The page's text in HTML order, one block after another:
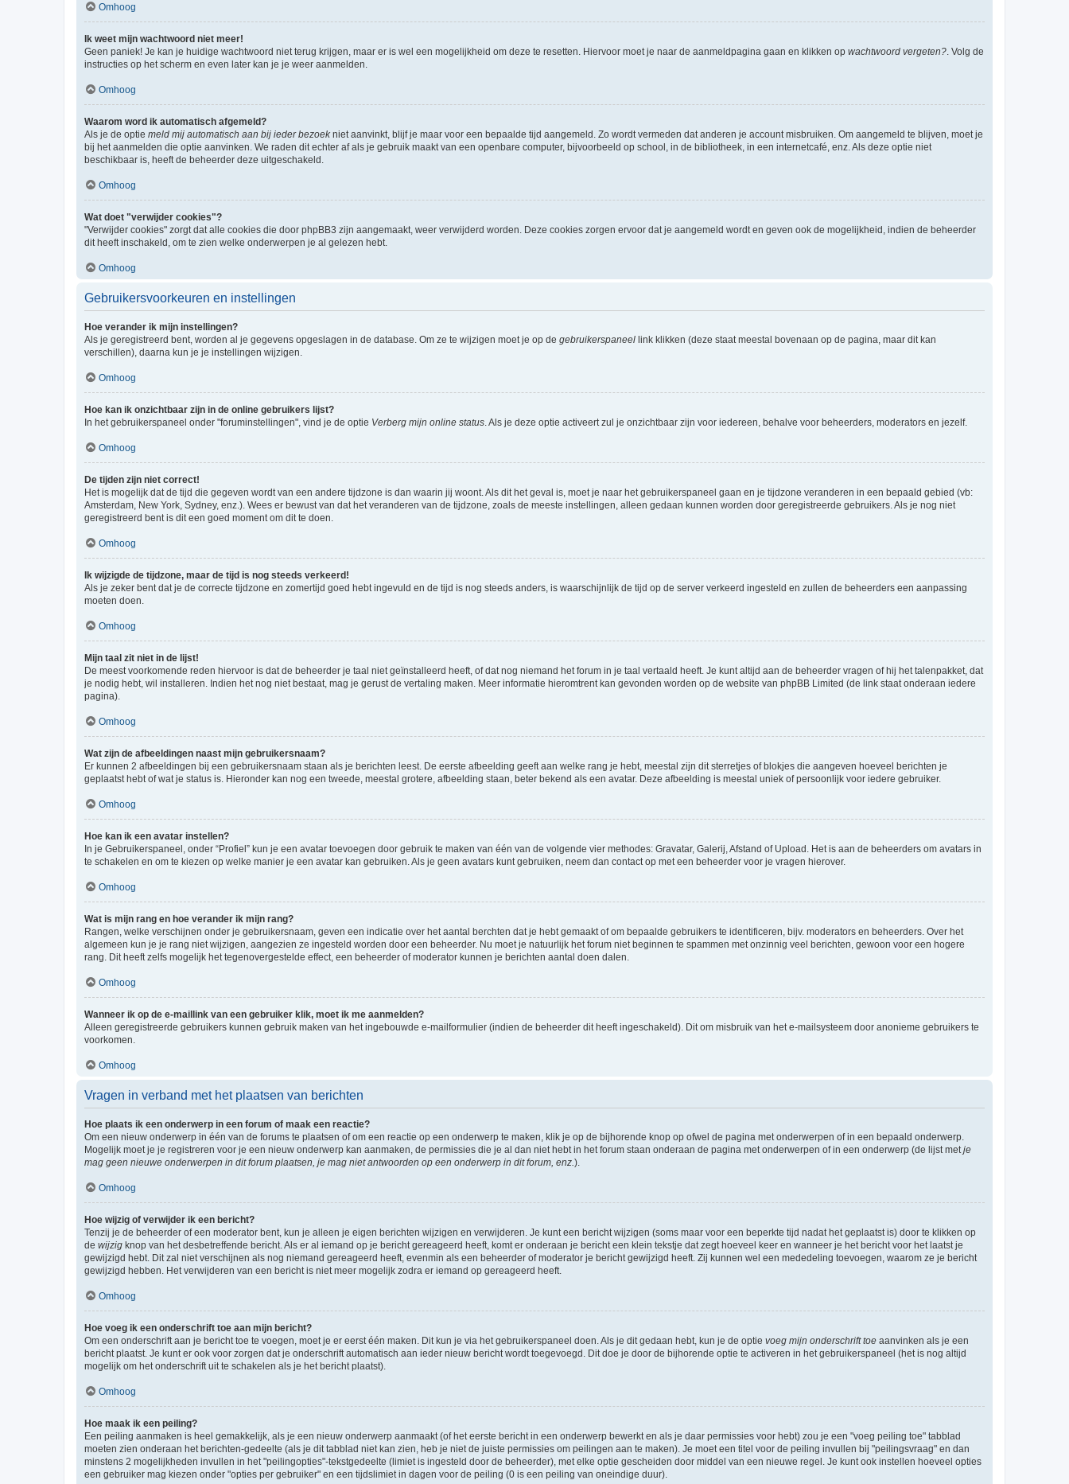
Omhoog
Ik weet mijn wachtwoord niet meer!
Geen paniek! Je kan je huidige wachtwoord niet terug krijgen, maar er is wel een mogelijkheid om deze te resetten. Hiervoor moet je naar de aanmeldpagina gaan en klikken op wachtwoord vergeten? . Volg de
instructies op het scherm en even later kan je je weer aanmelden.
Omhoog
Waarom word ik automatisch afgemeld?
Als je de optie meld mij automatisch aan bij ieder bezoekniet aanvinkt, blijf je maar voor een bepaalde tijd aangemeld. Zo wordt vermeden dat anderen je account misbruiken. Om aangemeld te blijven, moet je
bij het aanmelden die optie aanvinken. We raden dit echter af als je gebruik maakt van een openbare computer, bijvoorbeeld op school, in de bibliotheek, in een internetcafé, enz. Als deze optie niet
beschikbaar is, heeft de beheerder deze uitgeschakeld.
Omhoog
Wat doet "verwijder cookies"?
"Verwijder cookies" zorgt dat alle cookies die door phpBB3 zijn aangemaakt, weer verwijderd worden. Deze cookies zorgen ervoor dat je aangemeld wordt en geven ook de mogelijkheid, indien de beheerder
dit heeft inschakeld, om te zien welke onderwerpen je al gelezen hebt.
Omhoog
Gebruikersvoorkeuren en instellingen
Hoe verander ik mijn instellingen?
Als je geregistreerd bent, worden al je gegevens opgeslagen in de database. Om ze te wijzigen moet je op de gebruikerspaneel link klikken (deze staat meestal bovenaan op de pagina, maar dit kan
verschillen), daarna kun je je instellingen wijzigen.
Omhoog
Hoe kan ik onzichtbaar zijn in de online gebruikers lijst?
In het gebruikerspaneel onder "foruminstellingen", vind je de optie Verberg mijn online status . Als je deze optie activeert zul je onzichtbaar zijn voor iedereen, behalve voor beheerders, moderators en jezelf.
Omhoog
De tijden zijn niet correct!
Het is mogelijk dat de tijd die gegeven wordt van een andere tijdzone is dan waarin jij woont. Als dit het geval is, moet je naar het gebruikerspaneel gaan en je tijdzone veranderen in een bepaald gebied (vb:
Amsterdam, New York, Sydney, enz.). Wees er bewust van dat het veranderen van de tijdzone, zoals de meeste instellingen, alleen gedaan kunnen worden door geregistreerde gebruikers. Als je nog niet
geregistreerd bent is dit een goed moment om dit te doen.
Omhoog
Ik wijzigde de tijdzone, maar de tijd is nog steeds verkeerd!
Als je zeker bent dat je de correcte tijdzone en zomertijd goed hebt ingevuld en de tijd is nog steeds anders, is waarschijnlijk de tijd op de server verkeerd ingesteld en zullen de beheerders een aanpassing
moeten doen.
Omhoog
Mijn taal zit niet in de lijst!
De meest voorkomende reden hiervoor is dat de beheerder je taal niet geïnstalleerd heeft, of dat nog niemand het forum in je taal vertaald heeft. Je kunt altijd aan de beheerder vragen of hij het talenpakket, dat
je nodig hebt, wil installeren. Indien het nog niet bestaat, mag je gerust de vertaling maken. Meer informatie hieromtrent kan gevonden worden op de website van phpBB Limited (de link staat onderaan iedere
pagina).
Omhoog
Wat zijn de afbeeldingen naast mijn gebruikersnaam?
Er kunnen 2 afbeeldingen bij een gebruikersnaam staan als je berichten leest. De eerste afbeelding geeft aan welke rang je hebt, meestal zijn dit sterretjes of blokjes die aangeven hoeveel berichten je
geplaatst hebt of wat je status is. Hieronder kan nog een tweede, meestal grotere, afbeelding staan, beter bekend als een avatar. Deze afbeelding is meestal uniek of persoonlijk voor iedere gebruiker.
Omhoog
Hoe kan ik een avatar instellen?
In je Gebruikerspaneel, onder “Profiel” kun je een avatar toevoegen door gebruik te maken van één van de volgende vier methodes: Gravatar, Galerij, Afstand of Upload. Het is aan de beheerders om avatars in
te schakelen en om te kiezen op welke manier je een avatar kan gebruiken. Als je geen avatars kunt gebruiken, neem dan contact op met een beheerder voor je vragen hierover.
Omhoog
Wat is mijn rang en hoe verander ik mijn rang?
Rangen, welke verschijnen onder je gebruikersnaam, geven een indicatie over het aantal berchten dat je hebt gemaakt of om bepaalde gebruikers te identificeren, bijv. moderators en beheerders. Over het
algemeen kun je je rang niet wijzigen, aangezien ze ingesteld worden door een beheerder. Nu moet je natuurlijk het forum niet beginnen te spammen met onzinnig veel berichten, gewoon voor een hogere
rang. Dit heeft zelfs mogelijk het tegenovergestelde effect, een beheerder of moderator kunnen je berichten aantal doen dalen.
Omhoog
Wanneer ik op de e-maillink van een gebruiker klik, moet ik me aanmelden?
Alleen geregistreerde gebruikers kunnen gebruik maken van het ingebouwde e-mailformulier (indien de beheerder dit heeft ingeschakeld). Dit om misbruik van het e-mailsysteem door anonieme gebruikers te
voorkomen.
Omhoog
Vragen in verband met het plaatsen van berichten
Hoe plaats ik een onderwerp in een forum of maak een reactie?
Om een nieuw onderwerp in één van de forums te plaatsen of om een reactie op een onderwerp te maken, klik je op de bijhorende knop op ofwel de pagina met onderwerpen of in een bepaald onderwerp.
Mogelijk moet je je registreren voor je een nieuw onderwerp kan aanmaken, de permissies die je al dan niet hebt in het forum staan onderaan de pagina met onderwerpen of in een onderwerp (de lijst met je
mag geen nieuwe onderwerpen in dit forum plaatsen, je mag niet antwoorden op een onderwerp in dit forum, enz. ).
Omhoog
Hoe wijzig of verwijder ik een bericht?
Tenzij je de beheerder of een moderator bent, kun je alleen je eigen berichten wijzigen en verwijderen. Je kunt een bericht wijzigen (soms maar voor een beperkte tijd nadat het geplaatst is) door te klikken op
de wijzig knop van het desbetreffende bericht. Als er al iemand op je bericht gereageerd heeft, komt er onderaan je bericht een klein tekstje dat zegt hoeveel keer en wanneer je het bericht voor het laatst je
gewijzigd hebt. Dit zal niet verschijnen als nog niemand gereageerd heeft, evenmin als een beheerder of moderator je bericht gewijzigd heeft. Zij kunnen wel een mededeling toevoegen, waarom ze je bericht
gewijzigd hebben. Het verwijderen van een bericht is niet meer mogelijk zodra er iemand op gereageerd heeft.
Omhoog
Hoe voeg ik een onderschrift toe aan mijn bericht?
Om een onderschrift aan je bericht toe te voegen, moet je er eerst één maken. Dit kun je via het gebruikerspaneel doen. Als je dit gedaan hebt, kun je de optie voeg mijn onderschrift toe aanvinken als je een
bericht plaatst. Je kunt er ook voor zorgen dat je onderschrift automatisch aan ieder nieuw bericht wordt toegevoegd. Dit doe je door de bijhorende optie te activeren in het gebruikerspaneel (het is nog altijd
mogelijk om het onderschrift uit te schakelen als je het bericht plaatst).
Omhoog
Hoe maak ik een peiling?
Een peiling aanmaken is heel gemakkelijk, als je een nieuw onderwerp aanmaakt (of het eerste bericht in een onderwerp bewerkt en als je daar permissies voor hebt) zou je een "voeg peiling toe" tabblad
moeten zien onderaan het berichten-gedeelte (als je dit tabblad niet kan zien, heb je niet de juiste permissies om peilingen aan te maken). Je moet een titel voor de peiling invullen bij "peilingsvraag" en dan
minstens 2 mogelijkheden invullen in het "peilingopties"-tekstgedeelte (limiet is ingesteld door de beheerder), met elke optie gescheiden door middel van een nieuwe regel. Je kunt ook instellen hoeveel opties
een gebruiker mag kiezen onder "opties per gebruiker" en een tijdslimiet in dagen voor de peiling (0 is een peiling van oneindige duur).